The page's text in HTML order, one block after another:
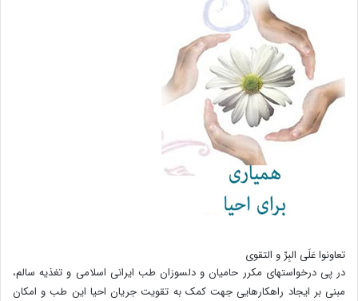
تعاونوا عَلَی البِرِّ و التقوی
در پی درخواستهای مکرر حامیان و دلسوزان طب ایرانی اسلامی و تغذیه سالم،
مبنی بر ایجاد راهکارهایی جهت کمک به تقویت جریان احیا این طب و امکان